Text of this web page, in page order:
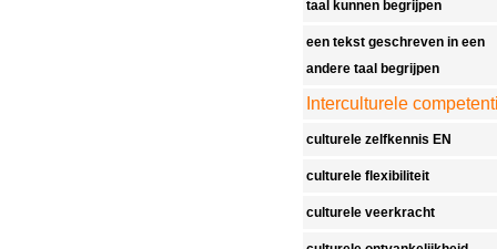
taal kunnen begrijpen
een tekst geschreven in een
andere taal begrijpen
Interculturele
culturele zelfkennis EN
culturele flexibiliteit
culturele veerkracht